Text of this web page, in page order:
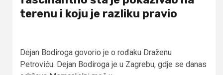
terenu i koju je razliku pravio
Dejan Bodiroga govorio je o rođaku Draženu
Petroviću. Dejan Bodiroga je u Zagrebu, gdje se danas